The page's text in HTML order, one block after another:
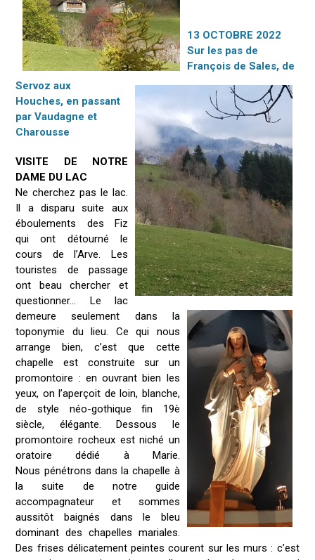
13 OCTOBRE 2022
Sur les pas de
François de Sales, de
Servoz aux
Houches, en passant
par Vaudagne et
Charousse
VISITE DE NOTRE
DAME DU LAC
Ne cherchez pas le lac.
Il a disparu suite aux
éboulements des Fiz
qui ont détourné le
cours de l’Arve. Les
touristes de passage
ont beau chercher et
questionner… Le lac
demeure seulement dans la
toponymie du lieu. Ce qui nous
arrange bien, c’est que cette
chapelle est construite sur un
promontoire : en ouvrant bien les
yeux, on l’aperçoit de loin, blanche,
de style néo-gothique fin 19è
siècle, élégante. Dessous le
promontoire rocheux est niché un
oratoire dédié à Marie.
Nous pénétrons dans la chapelle à
la suite de notre guide
accompagnateur et sommes
aussitôt baignés dans le bleu
dominant des chapelles mariales.
Des frises délicatement peintes courent sur les murs : c’est